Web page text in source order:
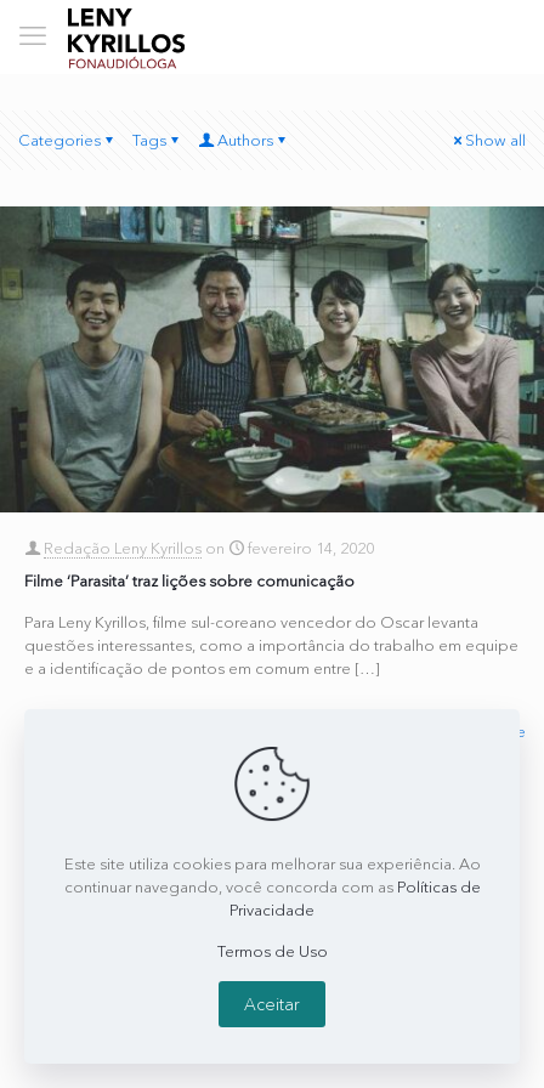
Categories Tags Authors Show all
Redação Leny Kyrillos on
fevereiro 14, 2020
Filme ‘Parasita’ traz lições sobre comunicação
Para Leny Kyrillos, filme sul-coreano vencedor do Oscar levanta
questões interessantes, como a importância do trabalho em equipe
e a identificação de pontos em comum entre […]
Read more
Este site utiliza cookies para melhorar sua experiência. Ao
continuar navegando, você concorda com as Políticas de
Privacidade
Termos de Uso
Aceitar